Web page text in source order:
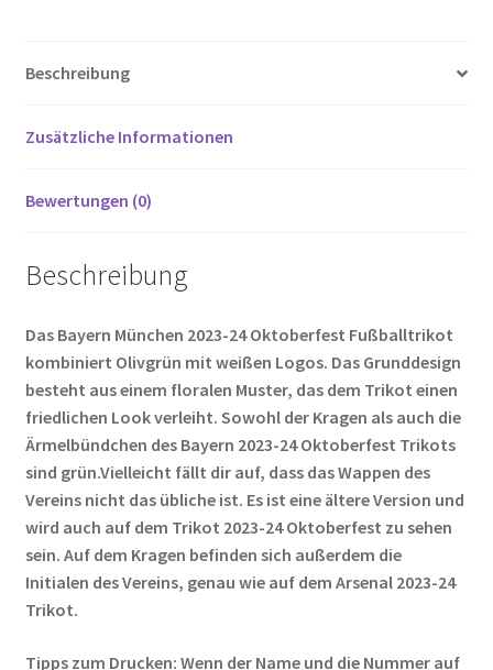
o
k
er
Beschreibung
Zusätzliche Informationen
Bewertungen (0)
Beschreibung
Das Bayern München 2023-24 Oktoberfest Fußballtrikot
kombiniert Olivgrün mit weißen Logos. Das Grunddesign
besteht aus einem floralen Muster, das dem Trikot einen
friedlichen Look verleiht. Sowohl der Kragen als auch die
Ärmelbündchen des Bayern 2023-24 Oktoberfest Trikots
sind grün.Vielleicht fällt dir auf, dass das Wappen des
Vereins nicht das übliche ist. Es ist eine ältere Version und
wird auch auf dem Trikot 2023-24 Oktoberfest zu sehen
sein. Auf dem Kragen befinden sich außerdem die
Initialen des Vereins, genau wie auf dem Arsenal 2023-24
Trikot.
Tipps zum Drucken: Wenn der Name und die Nummer auf